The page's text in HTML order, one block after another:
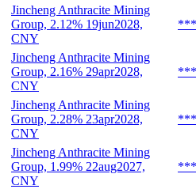
Jincheng Anthracite Mining
Group, 2.12% 19jun2028,
CNY
***
Jincheng Anthracite Mining
Group, 2.16% 29apr2028,
CNY
***
Jincheng Anthracite Mining
Group, 2.28% 23apr2028,
CNY
***
Jincheng Anthracite Mining
Group, 1.99% 22aug2027,
CNY
***